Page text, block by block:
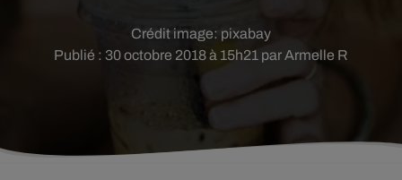
Publié : 30 octobre 2018 à 15h21 par Armelle R
Crédit image: pixabay